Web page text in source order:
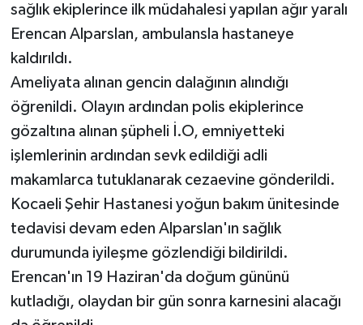
sağlık ekiplerince ilk müdahalesi yapılan ağır yaralı
Erencan Alparslan, ambulansla hastaneye
kaldırıldı.
Ameliyata alınan gencin dalağının alındığı
öğrenildi. Olayın ardından polis ekiplerince
gözaltına alınan şüpheli İ.O, emniyetteki
işlemlerinin ardından sevk edildiği adli
makamlarca tutuklanarak cezaevine gönderildi.
Kocaeli Şehir Hastanesi yoğun bakım ünitesinde
tedavisi devam eden Alparslan'ın sağlık
durumunda iyileşme gözlendiği bildirildi.
Erencan'ın 19 Haziran'da doğum gününü
kutladığı, olaydan bir gün sonra karnesini alacağı